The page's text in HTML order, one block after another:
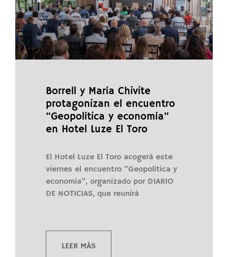
Borrell y María Chivite
protagonizan el encuentro
“Geopolítica y economía”
en Hotel Luze El Toro
El Hotel Luze El Toro acogerá este
viernes el encuentro “Geopolítica y
economía”, organizado por DIARIO
DE NOTICIAS, que reunirá
LEER MÁS